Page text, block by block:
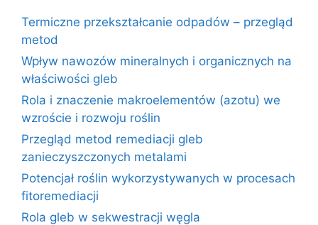
Termiczne przekształcanie odpadów – przegląd
metod
Wpływ nawozów mineralnych i organicznych na
właściwości gleb
Rola i znaczenie makroelementów (azotu) we
wzroście i rozwoju roślin
Przegląd metod remediacji gleb
zanieczyszczonych metalami
Potencjał roślin wykorzystywanych w procesach
fitoremediacji
Rola gleb w sekwestracji węgla